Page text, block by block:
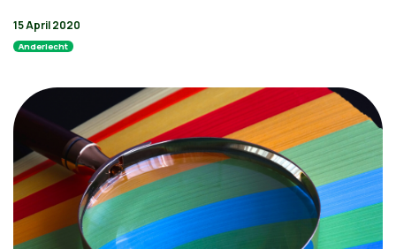
15 April 2020
Anderlecht